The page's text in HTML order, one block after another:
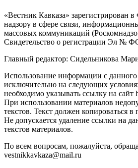
«Вестник Кавказа» зарегистрирован
надзору в сфере связи,
массовых коммуникаций
Свидетельство о регистрации Эл №
Главный редактор: Сидельникова
Использование информации с
исключительно на следующих
необходимо указывать ссылку на сайт
При использовании материалов
текстов. Текст должен копироваться в
Не допускается удаление ссылки на
текстов материалов.
По всем вопросам, пожалуйста,
vestnikkavkaza@mail.ru